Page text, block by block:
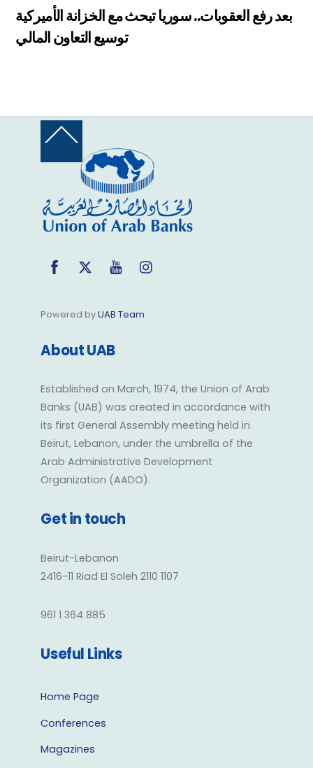
بعد رفع العقوبات.. سوريا تبحث مع الخزانة الأميركية
توسيع التعاون المالي
Back
Top
FacebookTwitter YouTube
Powered byUAB Team
About UAB
Established on March, 1974, the Union of Arab
Banks (UAB) was created in accordance with
its first General Assembly meeting held in
Beirut, Lebanon, under the umbrella of the
Arab Administrative Development
Organization (AADO).
Get in touch
Beirut-Lebanon
2416-11 Riad El Soleh 2110 1107
961 1 364 885
Useful Links
Home Page
Conferences
Magazines